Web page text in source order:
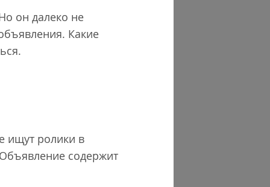
он далеко не
Какие
ищут ролики в
содержит